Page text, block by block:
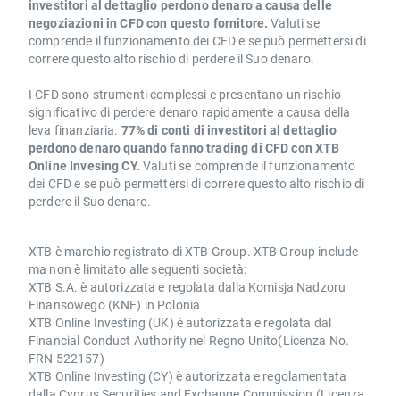
investitori al dettaglio perdono denaro a causa delle
negoziazioni in CFD con questo fornitore. Valuti se
comprende il funzionamento dei CFD e se può permettersi di
correre questo alto rischio di perdere il Suo denaro.
I CFD sono strumenti complessi e presentano un rischio
significativo di perdere denaro rapidamente a causa della
leva finanziaria. 77% di conti di investitori al dettaglio
perdono denaro quando fanno trading di CFD con XTB
Online Invesing CY. Valuti se comprende il funzionamento
dei CFD e se può permettersi di correre questo alto rischio di
perdere il Suo denaro.
XTB è marchio registrato di XTB Group. XTB Group include
ma non è limitato alle seguenti società:
XTB S.A. è autorizzata e regolata dalla Komisja Nadzoru
Finansowego (KNF) in Polonia
XTB Online Investing (UK) è autorizzata e regolata dal
Financial Conduct Authority nel Regno Unito(Licenza No.
FRN 522157)
XTB Online Investing (CY) è autorizzata e regolamentata